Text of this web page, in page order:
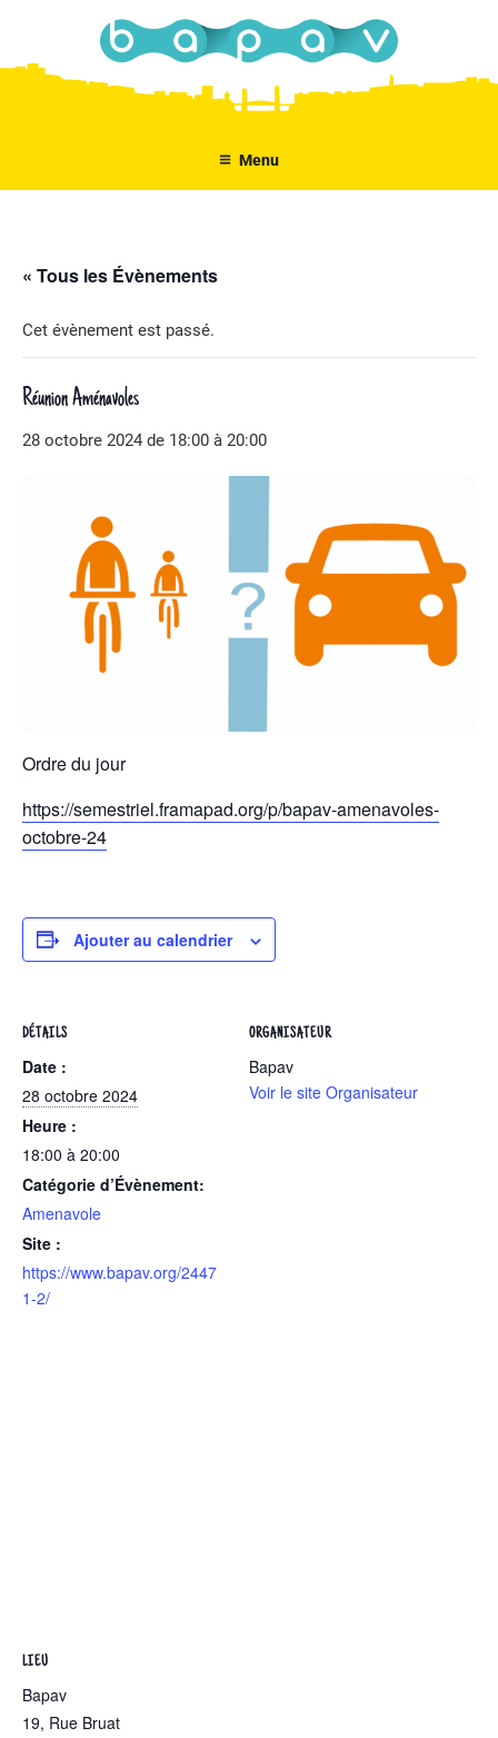
contenu
Menu
« Tous les Évènements
Cet évènement est passé.
Réunion Aménavoles
28 octobre 2024 de 18:00 à 20:00
Ordre du jour
https://semestriel.framapad.org/p/bapav-amenavoles-
octobre-24
Ajouter au calendrier
DÉTAILS
Date :
28 octobre 2024
Heure :
18:00 à 20:00
Catégorie d’Évènement:
Amenavole
Site :
https://www.bapav.org/2447
1-2/
ORGANISATEUR
Bapav
Voir le site Organisateur
LIEU
Bapav
19, Rue Bruat